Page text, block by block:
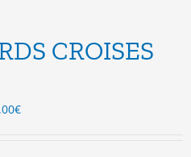
CROISES
€